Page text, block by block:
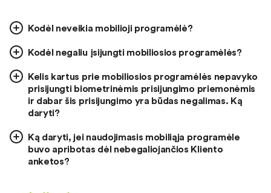
Kodėl neveikia mobilioji programėlė?
Kodėl negaliu įsijungti mobiliosios programėlės?
Kelis kartus prie mobiliosios programėlės nepavyko
prisijungti biometrinėmis prisijungimo priemonėmis
ir dabar šis prisijungimo yra būdas negalimas. Ką
daryti?
Ką daryti, jei naudojimasis mobiliąja programėle
buvo apribotas dėl nebegaliojančios Kliento
anketos?